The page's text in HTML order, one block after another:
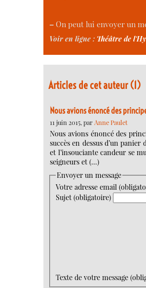
–On peut lui envoyer un
Voir en ligne : Théâtre de
Articles de cet auteur (1)
Nous avions énoncé des
11 juin 2015, parAnne Paulet
Nous avions énoncé des
succès en dessus d’un
et l’insouciante candeur se
seigneurs et (…)
Envoyer un message
Votre adresse email
Sujet (obligatoire)
Texte de votre message